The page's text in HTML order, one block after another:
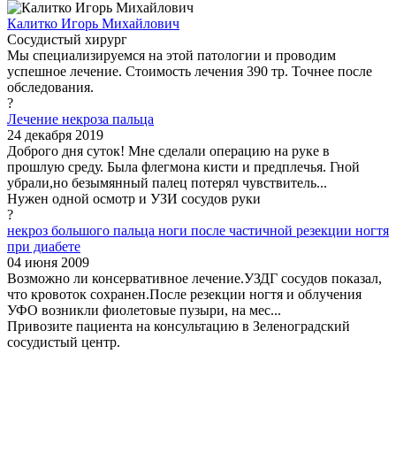
Калитко Игорь Михайлович
Сосудистый хирург
Мы специализируемся на этой патологии и проводим
успешное лечение. Стоимость лечения 390 тр. Точнее после
обследования.
?
Лечение некроза пальца
24 декабря 2019
Доброго дня суток! Мне сделали операцию на руке в
прошлую среду. Была флегмона кисти и предплечья. Гной
убрали,но безымянный палец потерял чувствитель...
Нужен одной осмотр и УЗИ сосудов руки
?
некроз большого пальца ноги после частичной резекции ногтя
при диабете
04 июня 2009
Возможно ли консервативное лечение.УЗДГ сосудов показал,
что кровоток сохранен.После резекции ногтя и облучения
УФО возникли фиолетовые пузыри, на мес...
Привозите пациента на консультацию в Зеленоградский
сосудистый центр.